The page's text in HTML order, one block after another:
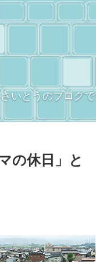
いとうのブログ
の休日」と